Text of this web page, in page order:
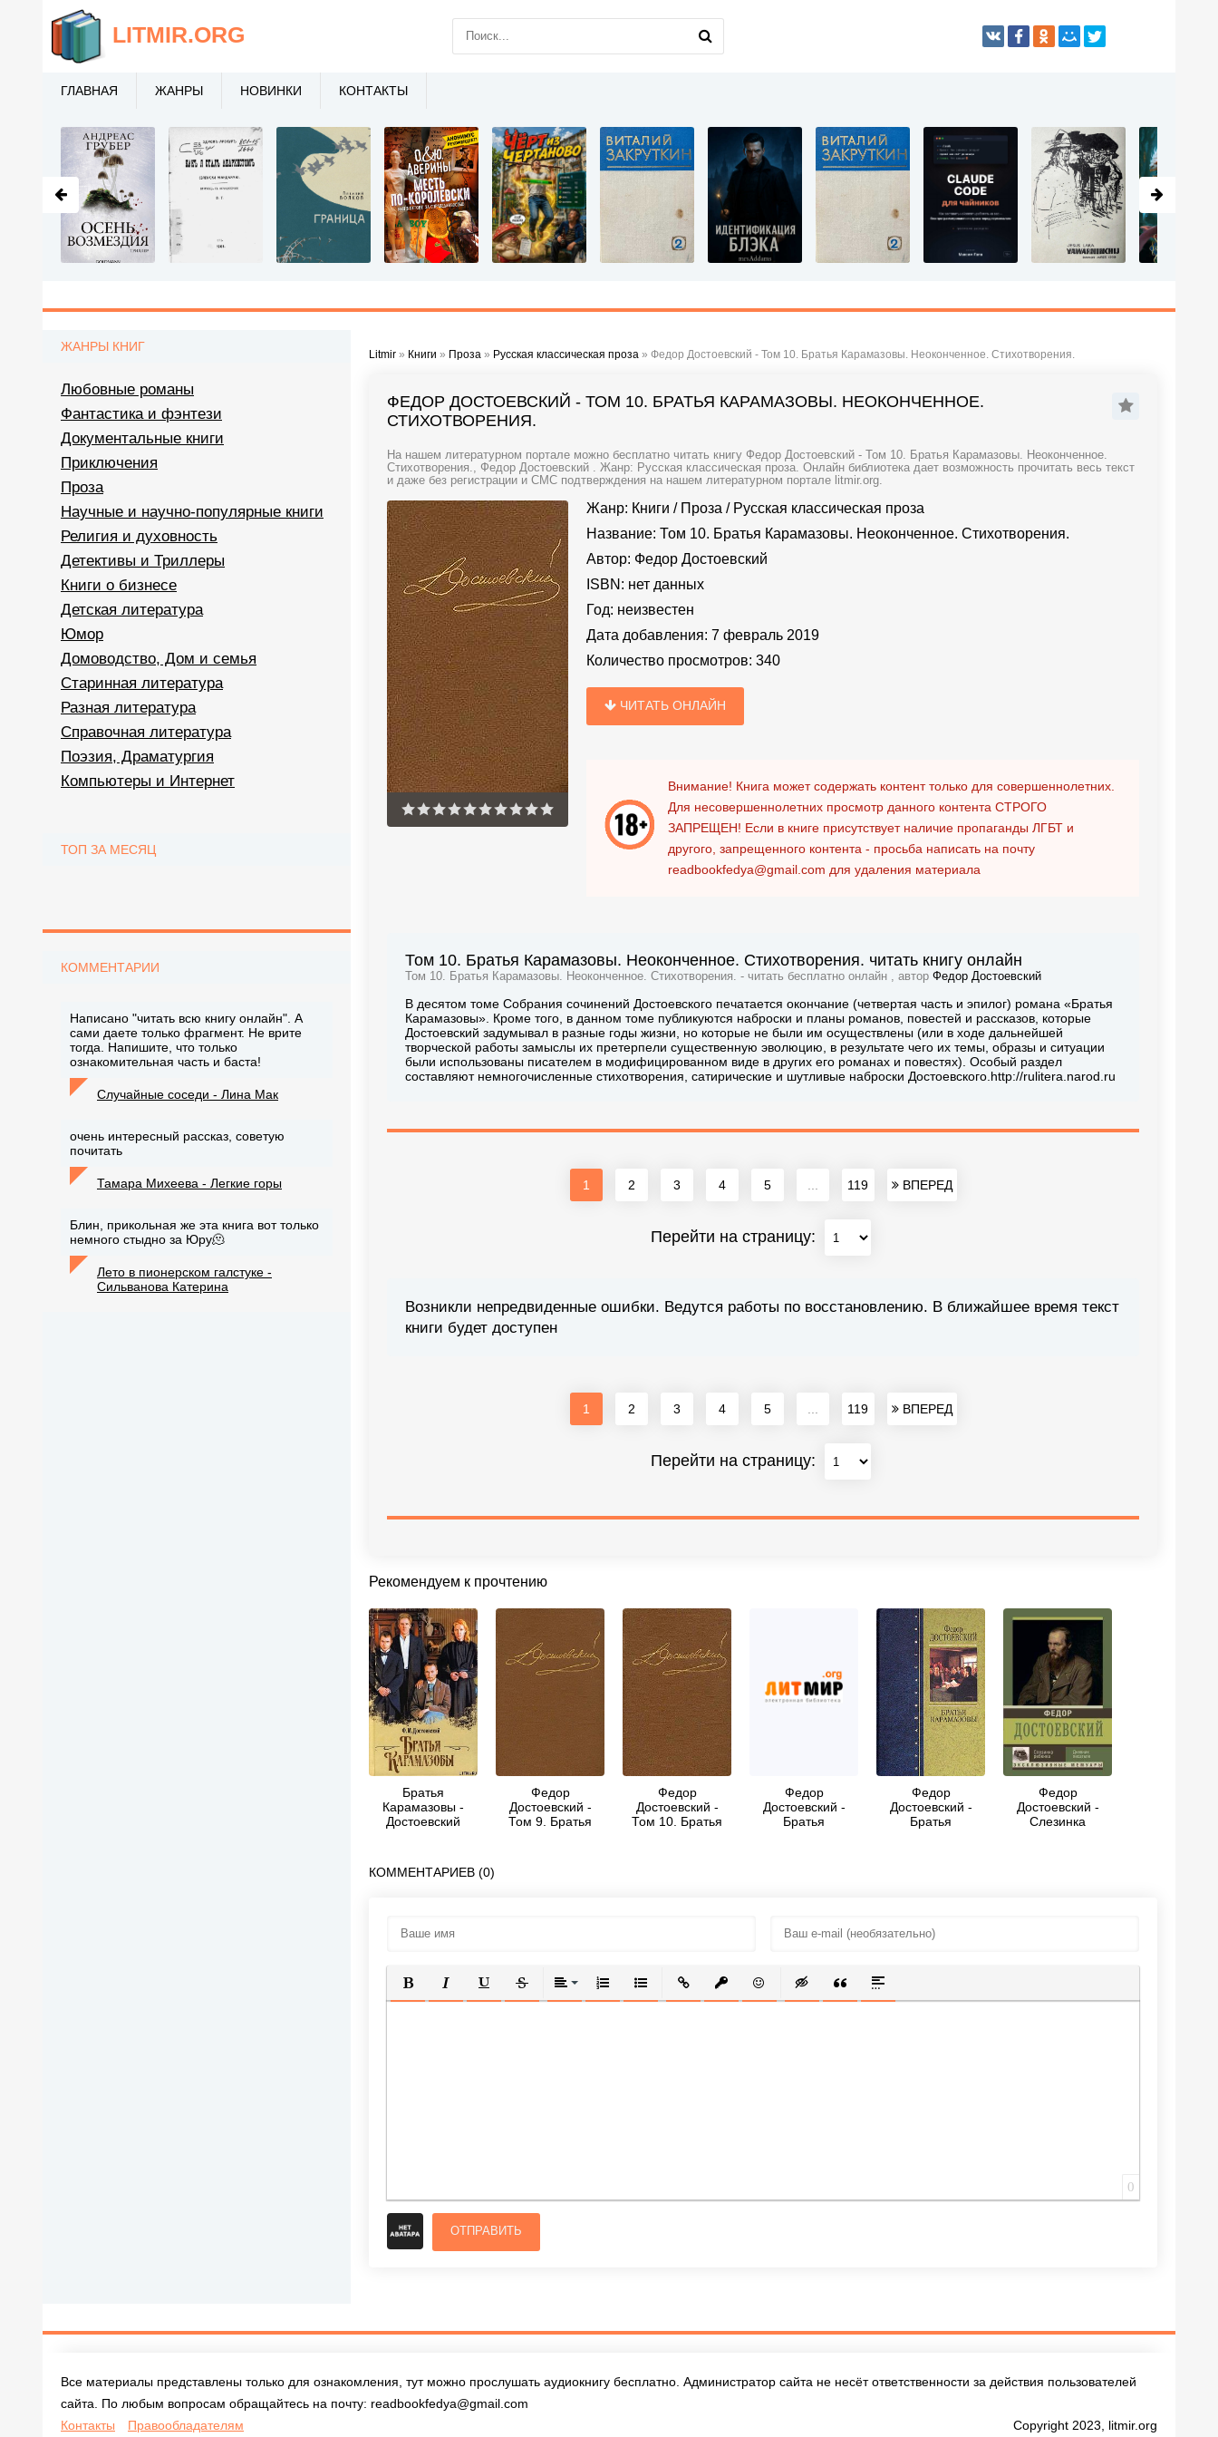
Litmir » Книги » Проза » Русская классическая проза » Федор Достоевский - Том 10. Братья Карамазовы. Неоконченное. Стихотворения.
ФЕДОР ДОСТОЕВСКИЙ - ТОМ 10. БРАТЬЯ КАРАМАЗОВЫ. НЕОКОНЧЕННОЕ.
СТИХОТВОРЕНИЯ.
На нашем литературном портале можно бесплатно читать книгу Федор Достоевский - Том 10. Братья Карамазовы. Неоконченное.
Стихотворения., Федор Достоевский . Жанр: Русская классическая проза. Онлайн библиотека дает возможность прочитать весь текст
и даже без регистрации и СМС подтверждения на нашем литературном портале litmir.org.
Жанр: Книги / Проза / Русская классическая проза
Название: Том 10. Братья Карамазовы. Неоконченное. Стихотворения.
Автор: Федор Достоевский
ISBN: нет данных
Год: неизвестен
Дата добавления: 7 февраль 2019
Количество просмотров: 340
ЧИТАТЬ ОНЛАЙН
Внимание! Книга может содержать контент только для совершеннолетних.
Для несовершеннолетних просмотр данного контента СТРОГО
ЗАПРЕЩЕН! Если в книге присутствует наличие пропаганды ЛГБТ и
другого, запрещенного контента - просьба написать на почту
readbookfedya@gmail.com для удаления материала
Том 10. Братья Карамазовы. Неоконченное. Стихотворения. читать книгу онлайн
Том 10. Братья Карамазовы. Неоконченное. Стихотворения. - читать бесплатно онлайн , автор Федор Достоевский
В десятом томе Собрания сочинений Достоевского печатается окончание (четвертая часть и эпилог) романа «Братья
Карамазовы». Кроме того, в данном томе публикуются наброски и планы романов, повестей и рассказов, которые
Достоевский задумывал в разные годы жизни, но которые не были им осуществлены (или в ходе дальнейшей
творческой работы замыслы их претерпели существенную эволюцию, в результате чего их темы, образы и ситуации
были использованы писателем в модифицированном виде в других его романах и повестях). Особый раздел
составляют немногочисленные стихотворения, сатирические и шутливые наброски Достоевского.http://rulitera.narod.ru
1 2 3 4 5 119 ВПЕРЕД
Перейти на страницу:
Возникли непредвиденные ошибки. Ведутся работы по восстановлению. В ближайшее время текст
книги будет доступен
1 2 3 4 5 119 ВПЕРЕД
Перейти на страницу:
Рекомендуем к прочтению
Братья
Карамазовы -
Достоевский
Федор
Достоевский -
Том 9. Братья
Федор
Достоевский -
Том 10. Братья
Федор
Достоевский -
Братья
Федор
Достоевский -
Братья
Федор
Достоевский -
Слезинка
КОММЕНТАРИЕВ (0)
ПОЛУЖИРНЫЙ
КУРСИВПОДЧЕРКНУТЫЙ
ЗАЧЕРКНУТЫЙВЫРАВНИВАНИЕ
НУМЕРОВАННЫЙ СПИСОК
МАРКИРОВАННЫЙ СПИСОК
ВСТАВИТЬ ССЫЛКУ
ВСТАВИТЬ ЗАЩИЩЕННУЮ ССЫЛКУ
ВСТАВИТЬ СМАЙЛИК
ВСТАВКА СКРЫТОГО ТЕКСТА
ВСТАВКА ЦИТАТЫ
ВСТАВКА СПОЙЛЕРА
0
ОТПРАВИТЬ
ЖАНРЫ КНИГ
Любовные романы
Фантастика и фэнтези
Документальные книги
Приключения
Проза
Научные и научно-популярные книги
Религия и духовность
Детективы и Триллеры
Книги о бизнесе
Детская литература
Юмор
Домоводство, Дом и семья
Старинная литература
Разная литература
Справочная литература
Поэзия, Драматургия
Компьютеры и Интернет
ТОП ЗА МЕСЯЦ
КОММЕНТАРИИ
Написано "читать всю книгу онлайн". А
сами даете только фрагмент. Не врите
тогда. Напишите, что только
ознакомительная часть и баста!
Случайные соседи - Лина Мак
очень интересный рассказ, советую
почитать
Тамара Михеева - Легкие горы
Блин, прикольная же эта книга вот только
немного стыдно за Юру🫠
Лето в пионерском галстуке -
Сильванова Катерина
LITMIR.ORG
ГЛАВНАЯ ЖАНРЫ НОВИНКИ КОНТАКТЫ
Все материалы представлены только для ознакомления, тут можно прослушать аудиокнигу бесплатно. Администратор сайта не несёт ответственности за действия пользователей
сайта. По любым вопросам обращайтесь на почту: readbookfedya@gmail.com
Контакты
Правообладателям Copyright 2023, litmir.org